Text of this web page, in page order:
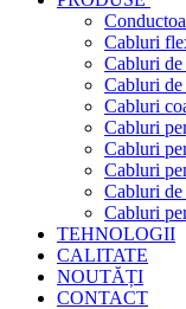
Cabluri
Cabluri de
Cabluri de
Cabluri
Cabluri
Cabluri
Cabluri
Cabluri de
Cabluri
TEHNOLOGII
CALITATE
NOUTĂȚI
CONTACT